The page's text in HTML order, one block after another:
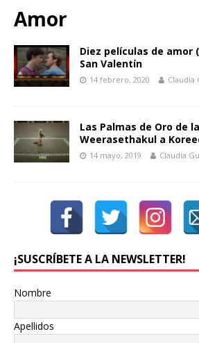
Amor
Diez películas de amor
San Valentín
14 febrero, 2020 Claudia
Las Palmas de Oro de
Weerasethakul a
14 mayo, 2019 Claudia
¡SUSCRÍBETE A LA NEWSLETTER!
Nombre
Apellidos